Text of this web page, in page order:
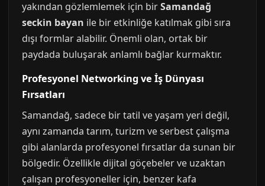
yakından gözlemlemek için birSamandağ
seckin bayan ile bir etkinliğe katılmak gibi sıra
dışı formlar alabilir. Önemli olan, ortak bir
paydada buluşarak anlamlı bağlar kurmaktır.
Profesyonel Networking ve İş Dünyası
Fırsatları
Samandağ, sadece bir tatil ve yaşam yeri değil,
aynı zamanda tarım, turizm ve serbest çalışma
gibi alanlarda profesyonel fırsatlar da sunan bir
bölgedir. Özellikle dijital göçebeler ve uzaktan
çalışan profesyoneller için, benzer kafa